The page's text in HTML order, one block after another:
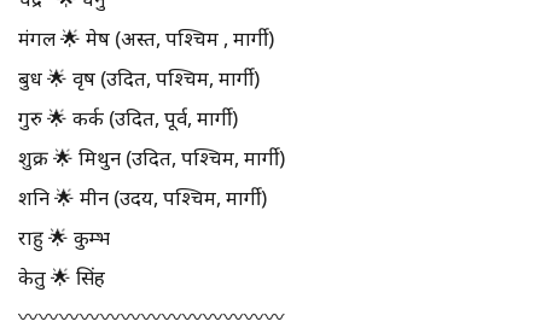
मंगल 🌟 मेष (अस्त, पश्चिम , मार्गी)
बुध 🌟 वृष (उदित, पश्चिम, मार्गी)
गुरु 🌟 कर्क (उदित, पूर्व, मार्गी)
शुक्र 🌟 मिथुन (उदित, पश्चिम, मार्गी)
शनि 🌟 मीन (उदय, पश्चिम, मार्गी)
राहु 🌟 कुम्भ
केतु 🌟 सिंह
〰️〰️〰️〰️〰️〰️〰️〰️〰️〰️〰️〰️〰️